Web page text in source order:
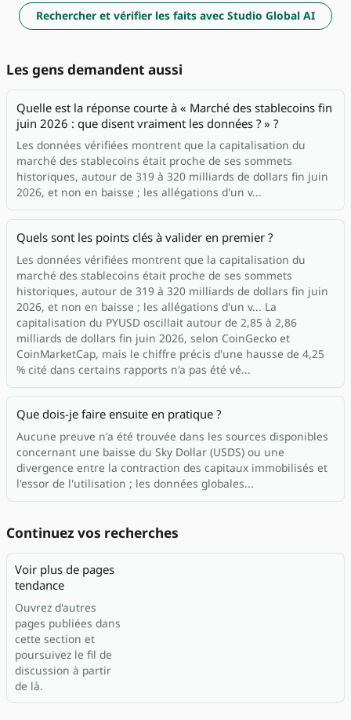
Rechercher et vérifier les faits avec Studio Global AI
Les gens demandent aussi
Quelle est la réponse courte à « Marché des stablecoins fin
juin 2026 : que disent vraiment les données ? » ?
Les données vérifiées montrent que la capitalisation du
marché des stablecoins était proche de ses sommets
historiques, autour de 319 à 320 milliards de dollars fin juin
2026, et non en baisse ; les allégations d'un v...
Quels sont les points clés à valider en premier ?
Les données vérifiées montrent que la capitalisation du
marché des stablecoins était proche de ses sommets
historiques, autour de 319 à 320 milliards de dollars fin juin
2026, et non en baisse ; les allégations d'un v... La
capitalisation du PYUSD oscillait autour de 2,85 à 2,86
milliards de dollars fin juin 2026, selon CoinGecko et
CoinMarketCap, mais le chiffre précis d'une hausse de 4,25
% cité dans certains rapports n'a pas été vé...
Que dois-je faire ensuite en pratique ?
Aucune preuve n'a été trouvée dans les sources disponibles
concernant une baisse du Sky Dollar (USDS) ou une
divergence entre la contraction des capitaux immobilisés et
l'essor de l'utilisation ; les données globales...
Continuez vos recherches
Voir plus de pages
tendance
Ouvrez d'autres
pages publiées dans
cette section et
poursuivez le fil de
discussion à partir
de là.